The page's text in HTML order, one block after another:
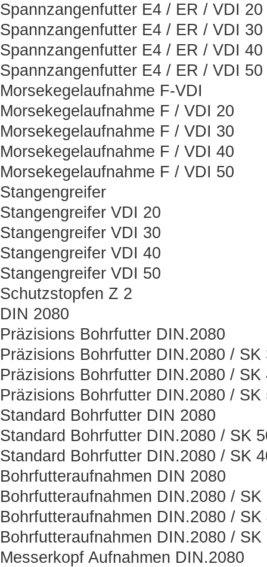
Spannzangenfutter E4 / ER / VDI 20
Spannzangenfutter E4 / ER / VDI 30
Spannzangenfutter E4 / ER / VDI 40
Spannzangenfutter E4 / ER / VDI 50
Morsekegelaufnahme F-VDI
Morsekegelaufnahme F / VDI 20
Morsekegelaufnahme F / VDI 30
Morsekegelaufnahme F / VDI 40
Morsekegelaufnahme F / VDI 50
Stangengreifer
Stangengreifer VDI 20
Stangengreifer VDI 30
Stangengreifer VDI 40
Stangengreifer VDI 50
Schutzstopfen Z 2
DIN 2080
Präzisions Bohrfutter DIN.2080
Präzisions Bohrfutter DIN.2080 / SK
Präzisions Bohrfutter DIN.2080 / SK
Präzisions Bohrfutter DIN.2080 / SK
Standard Bohrfutter DIN 2080
Standard Bohrfutter DIN.2080 / SK
Standard Bohrfutter DIN.2080 / SK
Bohrfutteraufnahmen DIN 2080
Bohrfutteraufnahmen DIN.2080 / SK
Bohrfutteraufnahmen DIN.2080 / SK
Bohrfutteraufnahmen DIN.2080 / SK
Messerkopf Aufnahmen DIN.2080